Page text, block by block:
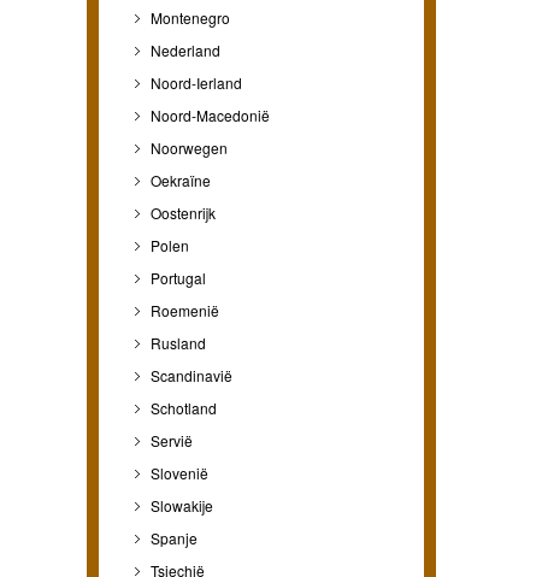
Montenegro
Nederland
Noord-Ierland
Noord-Macedonië
Noorwegen
Oekraïne
Oostenrijk
Polen
Portugal
Roemenië
Rusland
Scandinavië
Schotland
Servië
Slovenië
Slowakije
Spanje
Tsjechië